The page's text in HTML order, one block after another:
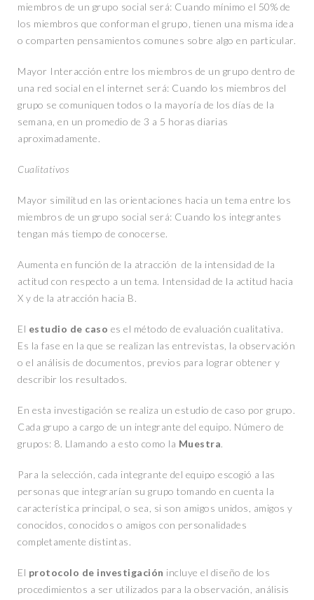
miembros de un grupo social será: Cuando mínimo el 50% de
los miembros que conforman el grupo, tienen una misma idea
o comparten pensamientos comunes sobre algo en particular.
Mayor Interacción entre los miembros de un grupo dentro de
una red social en el internet será: Cuando los miembros del
grupo se comuniquen todos o la mayoría de los días de la
semana, en un promedio de 3 a 5 horas diarias
aproximadamente.
Cualitativos
Mayor similitud en las orientaciones hacia un tema entre los
miembros de un grupo social será: Cuando los integrantes
tengan más tiempo de conocerse.
Aumenta en función de la atracción de la intensidad de la
actitud con respecto a un tema. Intensidad de la actitud hacia
X y de la atracción hacia B.
El estudio de caso es el método de evaluación cualitativa.
Es la fase en la que se realizan las entrevistas, la observación
o el análisis de documentos, previos para lograr obtener y
describir los resultados.
En esta investigación se realiza un estudio de caso por grupo.
Cada grupo a cargo de un integrante del equipo. Número de
grupos: 8. Llamando a esto como la Muestra.
Para la selección, cada integrante del equipo escogió a las
personas que integrarían su grupo tomando en cuenta la
característica principal, o sea, si son amigos unidos, amigos y
conocidos, conocidos o amigos con personalidades
completamente distintas.
El protocolo de investigación incluye el diseño de los
procedimientos a ser utilizados para la observación, análisis